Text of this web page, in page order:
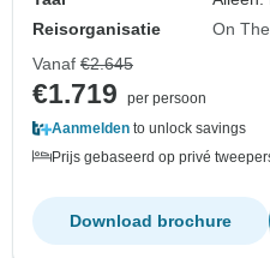
Reisorganisatie
On
Vanaf €2.645
€1.719
per persoon
Aanmelden to unlock savings
Prijs gebaseerd op privé
Download brochure